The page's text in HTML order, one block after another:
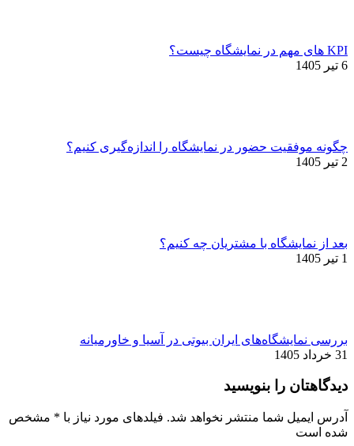
KPI های مهم در نمایشگاه چیست؟
6 تیر 1405
چگونه موفقیت حضور در نمایشگاه را اندازه‌گیری کنیم؟
2 تیر 1405
بعد از نمایشگاه با مشتریان چه کنیم؟
1 تیر 1405
بررسی نمایشگاه‌های ایران بیوتی در آسیا و خاورمیانه
31 خرداد 1405
دیدگاهتان را بنویسید
آدرس ایمیل شما منتشر نخواهد شد. فیلدهای مورد نیاز با * مشخص
شده است